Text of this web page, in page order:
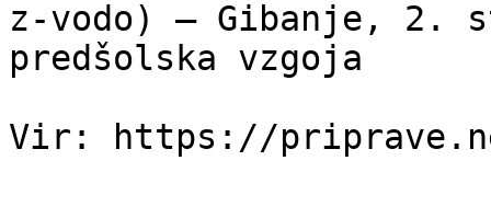
z-vodo) — Gibanje, 2.
predšolska vzgoja